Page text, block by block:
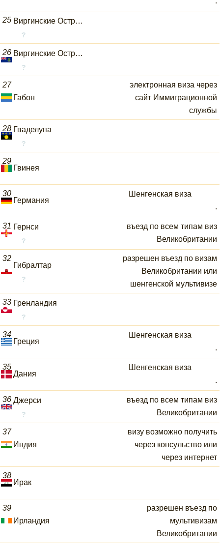
25 Виргинские Острова, Американские
26 Виргинские Острова, Британские
27
Габон
электронная виза через
сайт Иммиграционной
службы
28 Гваделупа
29
Гвинея
30
Германия
Шенгенская виза
.
31 Гернси
въезд по всем типам виз
Великобритании
32
Гибралтар
разрешен въезд по визам
Великобритании или
шенгенской мультивизе
33 Гренландия
34
Греция
Шенгенская виза
.
35
Дания
Шенгенская виза
.
36 Джерси
въезд по всем типам виз
Великобритании
37
Индия
визу возможно получить
через консульство или
через интернет
38
Ирак
39
Ирландия
разрешен въезд по
мультивизам
Великобритании